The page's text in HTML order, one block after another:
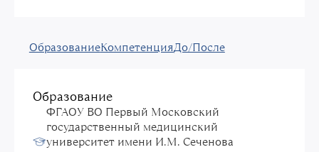
ОбразованиеКомпетенцияДо/После
Образование
ФГАОУ ВО Первый Московский
государственный медицинский
университет имени И.М. Сеченова